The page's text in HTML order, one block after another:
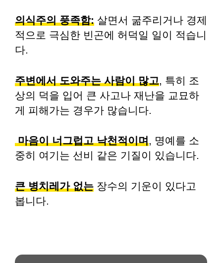
의식주의 풍족함: 살면서 굶주리거나 경제
적으로 극심한 빈곤에 허덕일 일이 적습니
다.
주변에서 도와주는 사람이 많고 , 특히 조
상의 덕을 입어 큰 사고나 재난을 교묘하
게 피해가는 경우가 많습니다.
마음이 너그럽고 낙천적이며, 명예를 소
중히 여기는 선비 같은 기질이 있습니다.
큰 병치레가 없는 장수의 기운이 있다고
봅니다.